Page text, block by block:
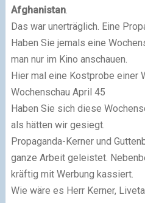
Afghanistan.
Das war unerträglich. Eine
Haben Sie jemals eine
man nur im Kino anschauen.
Hier mal eine Kostprobe einer
Wochenschau April 45
Haben Sie sich diese
als hätten wir gesiegt.
Propaganda-Kerner und
ganze Arbeit geleistet.
kräftig mit Werbung kassiert.
Wie wäre es Herr Kerner,